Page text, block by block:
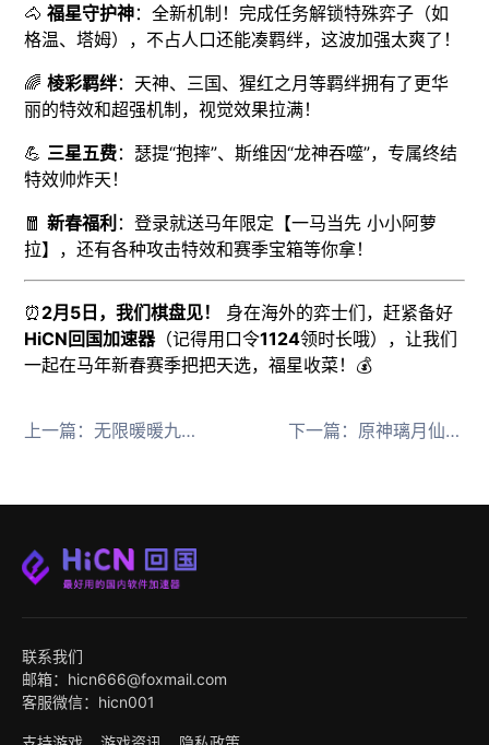
🐴福星守护神：全新机制！完成任务解锁特殊弈子（如
格温、塔姆），不占人口还能凑羁绊，这波加强太爽了！
🌈棱彩羁绊：天神、三国、猩红之月等羁绊拥有了更华
丽的特效和超强机制，视觉效果拉满！
💪 三星五费：瑟提“抱摔”、斯维因“龙神吞噬”，专属终结
特效帅炸天！
🧧新春福利 ：登录就送马年限定【一马当先 小小阿萝
拉】，还有各种攻击特效和赛季宝箱等你拿！
⏰ 2月5日，我们棋盘见！
身在海外的弈士们，赶紧备好
HiCN回国加速器（记得用口令1124领时长哦），让我们
一起在马年新春赛季把把天选，福星收菜！💰
上一篇：无限暖暖九色万相生上线，HiCN回国加速器助海外玩家化身灵鹿 下一篇： 原神璃月仙人加强计划曝光，HiCN回国加速器助海外玩家零延迟体验
联系我们
邮箱：hicn666@foxmail.com
客服微信：hicn001